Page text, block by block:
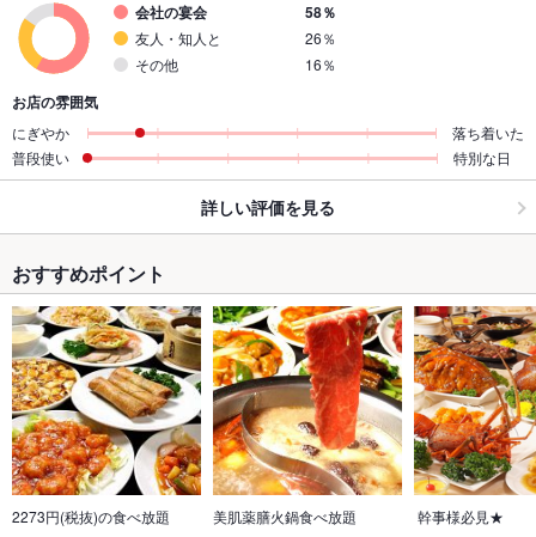
会社の宴会
58％
友人・知人と
26％
その他
16％
お店の雰囲気
にぎやか
落ち着いた
普段使い
特別な日
詳しい評価を見る
おすすめポイント
2273円(税抜)の食べ放題 美肌薬膳火鍋食べ放題 幹事様必見★